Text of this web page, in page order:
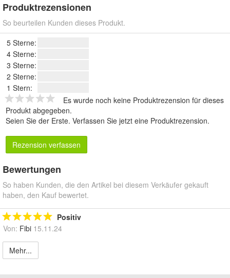
Produktrezensionen
So beurteilen Kunden dieses Produkt.
5 Sterne:
4 Sterne:
3 Sterne:
2 Sterne:
1 Stern:
Es wurde noch keine Produktrezension für dieses
Produkt abgegeben.
Seien Sie der Erste. Verfassen Sie jetzt eine Produktrezension.
Rezension verfassen
Bewertungen
So haben Kunden, die den Artikel bei diesem Verkäufer gekauft
haben, den Kauf bewertet.
Positiv
Von: Fibi 15.11.24
Mehr...